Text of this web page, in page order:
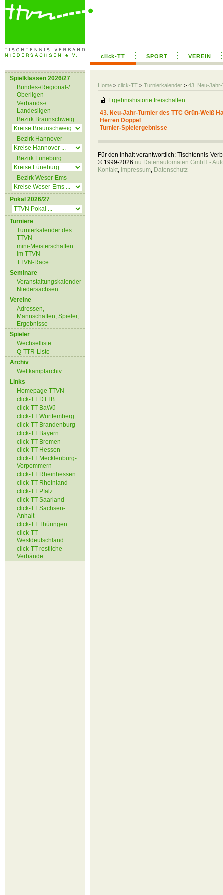
click-TT SPORT VEREIN
Home > click-TT > Turnierkalender > 43. Neu-
Spielklassen 2026/27
Bundes-/Regional-/
Oberligen
Verbands-/
Landesligen
Bezirk Braunschweig
Bezirk Hannover
Bezirk Lüneburg
Bezirk Weser-Ems
Pokal 2026/27
Turniere
Turnierkalender des
TTVN
mini-Meisterschaften
im TTVN
TTVN-Race
Seminare
Veranstaltungskalender
Niedersachsen
Vereine
Adressen,
Mannschaften, Spieler,
Ergebnisse
Spieler
Wechselliste
Q-TTR-Liste
Archiv
Wettkampfarchiv
Links
Homepage TTVN
click-TT DTTB
click-TT BaWü
click-TT Württemberg
click-TT Brandenburg
click-TT Bayern
click-TT Bremen
click-TT Hessen
click-TT Mecklenburg-
Vorpommern
click-TT Rheinhessen
click-TT Rheinland
click-TT Pfalz
click-TT Saarland
click-TT Sachsen-
Anhalt
click-TT Thüringen
click-TT
Westdeutschland
click-TT restliche
Verbände
Ergebnishistorie freischalten ...
43. Neu-Jahr-Turnier des TTC Grün-Weiß
Herren Doppel
Turnier-Spielergebnisse
Für den Inhalt verantwortlich: Tischtennis-
© 1999-2026 nu Datenautomaten GmbH -
Kontakt, Impressum, Datenschutz